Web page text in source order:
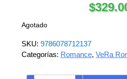
$
Agotado
SKU: 9786078712137
Categorías: Romance, VeRa